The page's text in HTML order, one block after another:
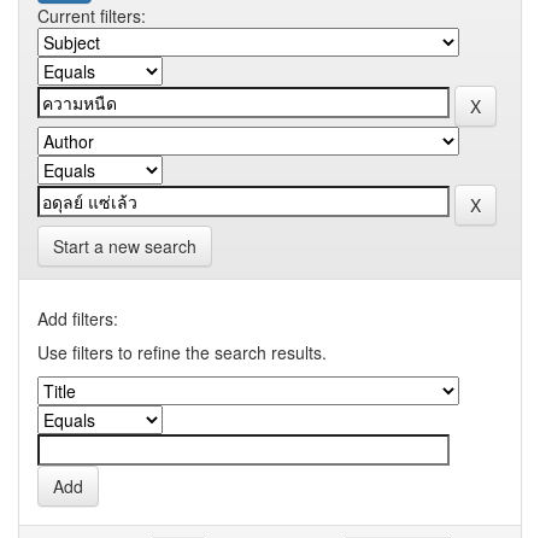
Current filters:
Start a new search
Add filters:
Use filters to refine the search results.